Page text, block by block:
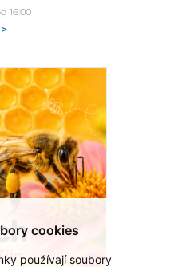
cookies
používají soubory
16:00
>